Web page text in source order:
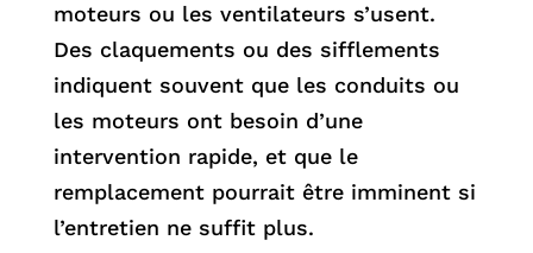
moteurs ou les ventilateurs s’usent.
Des claquements ou des sifflements
indiquent souvent que les conduits ou
les moteurs ont besoin d’une
intervention rapide, et que le
remplacement pourrait être imminent si
l’entretien ne suffit plus.